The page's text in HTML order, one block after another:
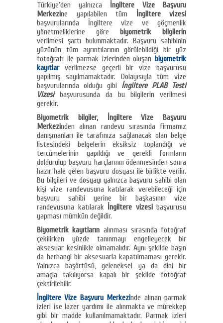
Türkiye’den yalnızca
İngiltere Vize Başvuru
Merkezine yapılabilen tüm
İngiltere vizesi
başvurularında İngiltere vize ve göçmenlik
yönetmeliklerine göre biyometrik bilgilerin
verilmesi şartı bulunmaktadır. Başvuru sahibinin
yüzünün tüm ayrıntılarının görülebildiği bir yüz
fotoğrafı ile parmak izlerinden oluşan biyometrik
kayıtlarverilmezse geçerli bir vize başvurusu
yapılmış sayılmamaktadır. Dolayısıyla tüm vize
başvurularında olduğu gibi
İngiltere PLAB Testi
Vizesi
başvurusunda da bu bilgilerin verilmesi
gerekir.
Biyometrik bilgiler,
İngiltere Vize Başvuru
Merkezinden alınan randevu sırasında firmamız
danışmanları ile tarafınıza sağlanacak olan belge
listesindeki belgelerin eksiksiz toplandığı ve
tercümelerinin yapıldığı ve gerekli formların
doldurulup başvuru harçlarının ödenmesinden sonra
hazır hale gelen başvuru dosyası ile birlikte verilir.
Bu bilgileri ve dosyayı yalnızca başvuru sahibi olan
kişi vize randevusuna katılarak verebileceği için
başvuru sahibi yerine bir başkasının vize
randevusuna katılarak İngiltere vizesibaşvurusu
yapması mümkün değildir.
Biyometrik kayıtların alınması sırasında fotoğraf
çekilirken yüzde tanınmayı engelleyecek bir
aksesuar kesinlikle olmamalıdır. Aynı şekilde başın
da herhangi bir aksesuarla kapatılmaması gerekir.
Yalnızca başörtüsü, geleneksel ya da dini bir
amaçla takılıyorsa kapalı bir şekilde fotoğraf
çektirilebilir.
İngiltere Vize Başvuru Merkezinde alınan parmak
izleri ise lazer yardımı ile alınmakta ve mürekkep
gibi bir madde kullanılmamaktadır. Parmak izleri